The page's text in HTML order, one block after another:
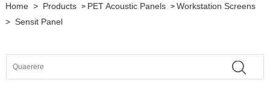
Home > Products > PET Acoustic Panels > Workstation Screens
> Sensit Panel